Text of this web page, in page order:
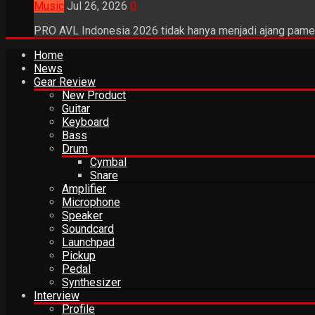
Music Jul 26, 2026 0
PRO AVL Indonesia 2026 tidak hanya menjadi ajang
Home
News
Gear Review
New Product
Guitar
Keyboard
Bass
Drum
Cymbal
Snare
Amplifier
Microphone
Speaker
Soundcard
Launchpad
Pickup
Pedal
Synthesizer
Interview
Profile